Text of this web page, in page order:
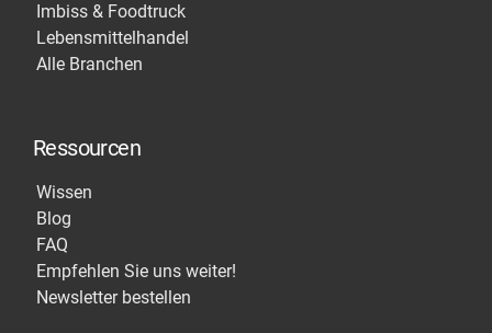
Imbiss & Foodtruck
Lebensmittelhandel
Alle Branchen
Ressourcen
Wissen
Blog
FAQ
Empfehlen Sie uns weiter!
Newsletter bestellen